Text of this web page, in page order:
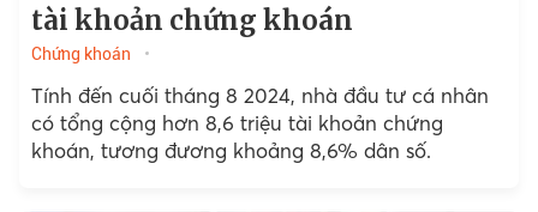
tài khoản chứng khoán
Chứng khoán
Tính đến cuối tháng 8 2024, nhà đầu tư cá nhân
có tổng cộng hơn 8,6 triệu tài khoản chứng
khoán, tương đương khoảng 8,6% dân số.